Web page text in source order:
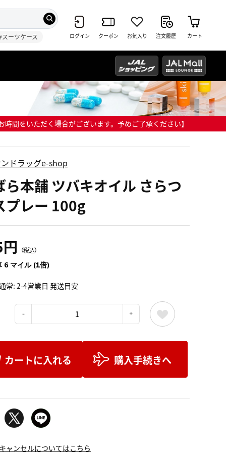
スーツケース ログイン クーポン お気入り 注文履歴 カート
間をいただく場合がございます。予めご了承ください】
ドラッグe-shop
ら本舗 ツバキオイル さらつ
プレー 100g
（税込）
6 マイル (1倍)
常: 2-4営業日 発送目安
カートに入れる 購入手続きへ
ャンセルについてはこちら